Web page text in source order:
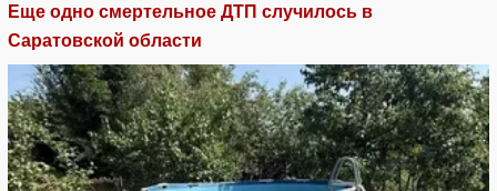
Еще одно смертельное ДТП случилось в
Саратовской области